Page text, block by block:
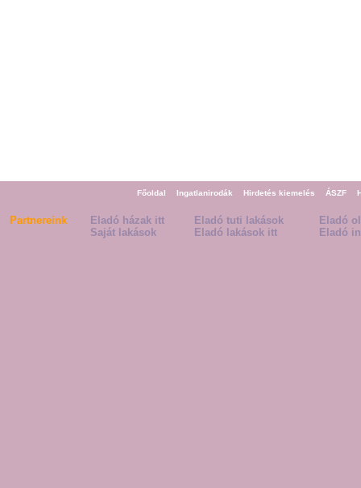
Főoldal Ingatlanirodák Hirdetés kiemelés ÁSZF
Partnereink Eladó házak itt Eladó tuti lakások
Eladó
Saját lakások
Eladó lakások itt Eladó